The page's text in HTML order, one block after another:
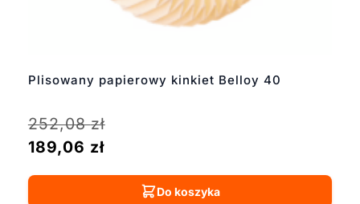
Plisowany papierowy kinkiet Belloy 40
252,08zł
189,06 zł
Do koszyka